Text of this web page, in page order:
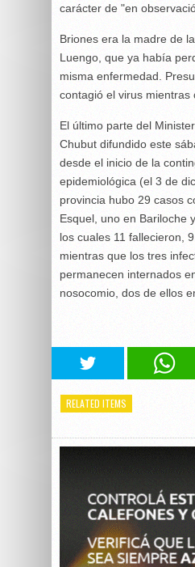
carácter de "en
Briones era la madre de
Luengo, que ya había
misma enfermedad.
contagió el virus mientras
El último parte del
Chubut difundido este
desde el inicio de la
epidemiológica (el 3 de
provincia hubo 29 casos
Esquel, uno en Bariloche
los cuales 11 fallecieron,
mientras que los tres
permanecen internados
nosocomio, dos de ellos
RELATED ITEMS